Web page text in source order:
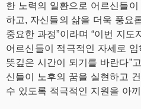
한 노력의 일환으로 어르신들
하고, 자신들의 삶을 더욱 풍요
중요한 과정”이라며 “이번 지
어르신들이 적극적인 자세로
뜻깊은 시간이 되기를 바란다”
신들이 노후의 꿈을 실현하고
수 있도록 적극적인 지원을 아